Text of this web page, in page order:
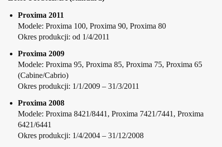
Proxima 2011
Modele: Proxima 100, Proxima 90, Proxima 80
Okres produkcji: od 1/4/2011
Proxima 2009
Modele: Proxima 95, Proxima 85, Proxima 75, Proxima 65
(Cabine/Cabrio)
Okres produkcji: 1/1/2009 – 31/3/2011
Proxima 2008
Modele: Proxima 8421/8441, Proxima 7421/7441, Proxima
6421/6441
Okres produkcji: 1/4/2004 – 31/12/2008